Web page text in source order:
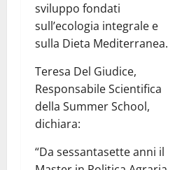
sviluppo fondati
sull’ecologia integrale e
sulla Dieta Mediterranea.
Teresa Del Giudice,
Responsabile Scientifica
della Summer School,
dichiara:
“Da sessantasette anni il